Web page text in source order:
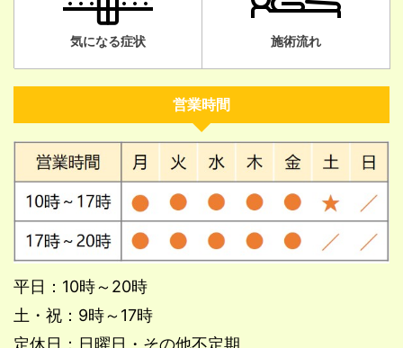
気になる症状 施術流れ
営業時間
平日：10時～20時
土・祝：9時～17時
定休日：日曜日・その他不定期